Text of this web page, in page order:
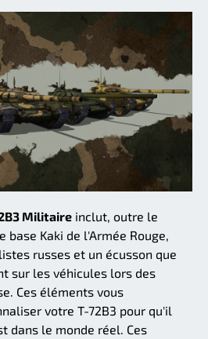
Militaire inclut, outre le
base Kaki de l'Armée Rouge,
russes et un écusson que
sur les véhicules lors des
Ces éléments vous
votre T-72B3 pour qu'il
dans le monde réel. Ces